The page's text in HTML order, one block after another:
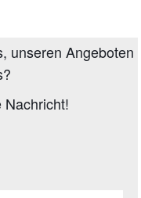
unseren Angeboten
Nachricht!